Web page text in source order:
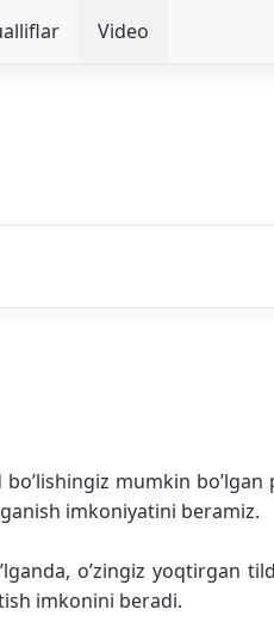
Video
mumkin bo’lgan
imkoniyatini beramiz.
o’zingiz yoqtirgan
imkonini beradi.